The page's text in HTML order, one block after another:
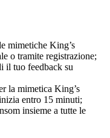
mimetiche King’s
o tramite registrazione;
tuo feedback su
la mimetica King’s
entro 15 minuti;
insieme a tutte le